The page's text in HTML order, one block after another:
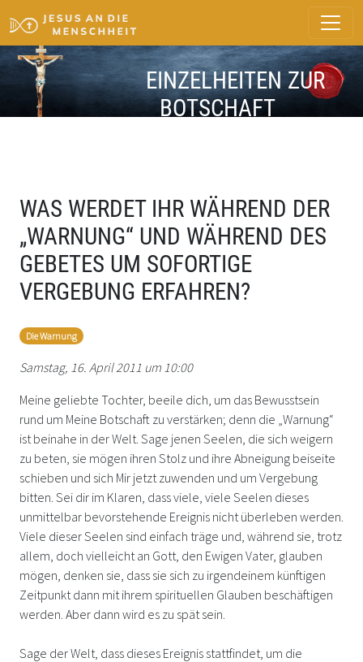
EINZELHEITEN ZUR
BOTSCHAFT
WAS WERDET IHR WÄHREND DER
„WARNUNG“ UND WÄHREND DES
GEBETES UM SOFORTIGE
VERGEBUNG ERFAHREN?
Die Warnung
Samstag, 16. April 2011 um 10:00
Meine geliebte Tochter, beeile dich, um das Bewusstsein
rund um Meine Botschaft zu verstärken; denn die „Warnung“
ist beinahe in der Welt. Sage jenen Seelen, die sich weigern
zu beten, sie mögen ihren Stolz und ihre Abneigung beiseite
schieben und sich Mir jetzt zuwenden und um Vergebung
bitten. Sei dir im Klaren, dass viele, viele Seelen dieses
unmittelbar bevorstehende Ereignis nicht überleben werden.
Viele dieser Seelen sind einfach träge und, während sie, trotz
allem, doch vielleicht an Gott, den Ewigen Vater, glauben
mögen, denken sie, dass sie sich zu irgendeinem künftigen
Zeitpunkt dann mit ihrem spirituellen Glauben beschäftigen
werden. Aber dann wird es zu spät sein.
Sage der Welt, dass dieses Ereignis stattfindet, um die